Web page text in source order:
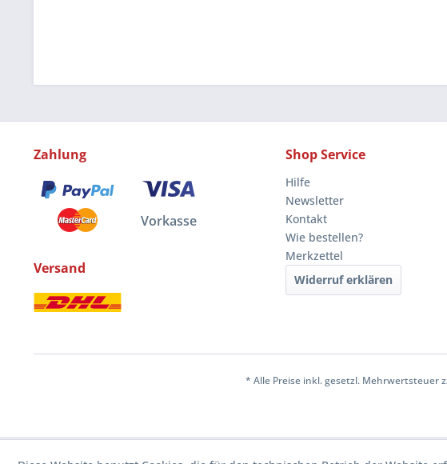
Zahlung
Vorkasse
Versand
Shop Service
Hilfe
Newsletter
Kontakt
Wie bestellen?
Merkzettel
Widerruf erklären
* Alle Preise inkl. gesetzl. Mehrwertsteuer